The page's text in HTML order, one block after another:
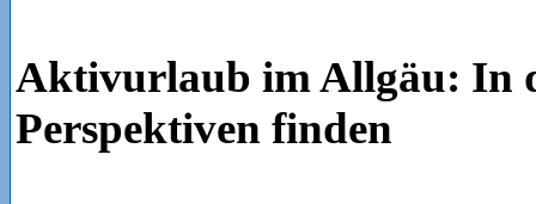
Aktivurlaub im Allgäu: In
Perspektiven finden